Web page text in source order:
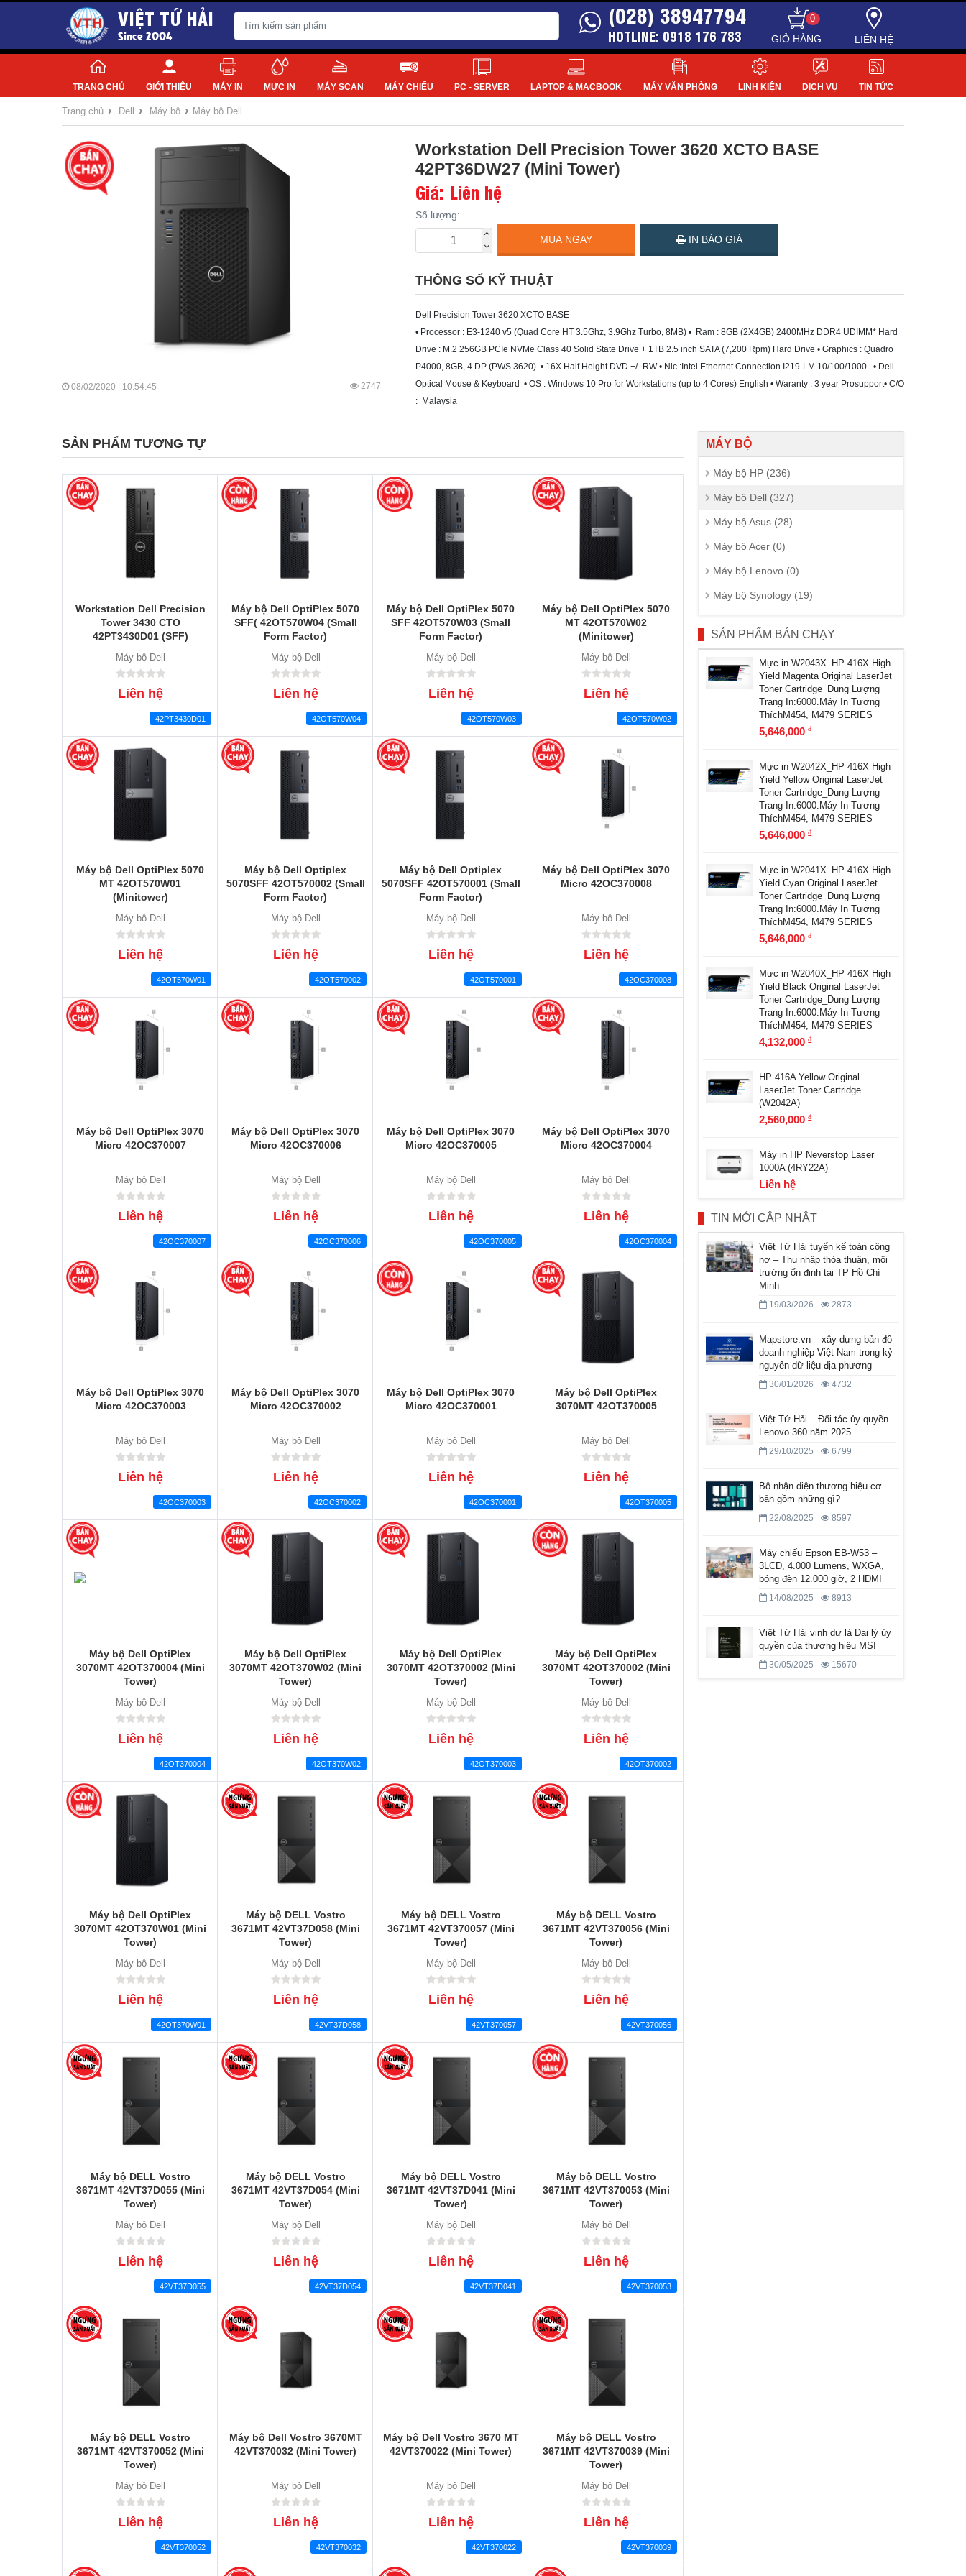
VIỆT TỨ HẢI
Since 2004
0
(028) 38947794
HOTLINE: 0918 176 783 LIÊN HỆ
TRANG CHỦ GIỚI THIỆU MÁY IN MỰC IN MÁY SCAN MÁY CHIẾU PC - SERVER LAPTOP & MACBOOK MÁY VĂN PHÒNG LINH KIỆN DỊCH VỤ TIN TỨC
Trang chủ › Dell › Máy bộ › Máy bộ Dell
08/02/2020 | 10:54:45 2747
Workstation Dell Precision Tower 3620 XCTO BASE
42PT36DW27 (Mini Tower)
Giá: Liên hệ
Số lượng:
MUA NGAY IN BÁO GIÁ
THÔNG SỐ KỸ THUẬT
Dell Precision Tower 3620 XCTO BASE
• Processor : E3-1240 v5 (Quad Core HT 3.5Ghz, 3.9Ghz Turbo, 8MB) • Ram : 8GB (2X4GB) 2400MHz DDR4 UDIMM* Hard
Drive : M.2 256GB PCIe NVMe Class 40 Solid State Drive + 1TB 2.5 inch SATA (7,200 Rpm) Hard Drive • Graphics : Quadro
P4000, 8GB, 4 DP (PWS 3620) • 16X Half Height DVD +/- RW • Nic :Intel Ethernet Connection I219-LM 10/100/1000 • Dell
Optical Mouse & Keyboard • OS : Windows 10 Pro for Workstations (up to 4 Cores) English • Waranty : 3 year Prosupport• C/O
: Malaysia
SẢN PHẨM TƯƠNG TỰ
Workstation Dell Precision
Tower 3430 CTO
42PT3430D01 (SFF)
Máy bộ Dell
Liên hệ
42PT3430D01
Máy bộ Dell OptiPlex 5070
SFF( 42OT570W04 (Small
Form Factor)
Máy bộ Dell
Liên hệ
42OT570W04
Máy bộ Dell OptiPlex 5070
SFF 42OT570W03 (Small
Form Factor)
Máy bộ Dell
Liên hệ
42OT570W03
Máy bộ Dell OptiPlex 5070
MT 42OT570W02
(Minitower)
Máy bộ Dell
Liên hệ
42OT570W02
Máy bộ Dell OptiPlex 5070
MT 42OT570W01
(Minitower)
Máy bộ Dell
Liên hệ
42OT570W01
Máy bộ Dell Optiplex
5070SFF 42OT570002 (Small
Form Factor)
Máy bộ Dell
Liên hệ
42OT570002
Máy bộ Dell Optiplex
5070SFF 42OT570001 (Small
Form Factor)
Máy bộ Dell
Liên hệ
42OT570001
Máy bộ Dell OptiPlex 3070
Micro 42OC370008
Máy bộ Dell
Liên hệ
42OC370008
Máy bộ Dell OptiPlex 3070
Micro 42OC370007
Máy bộ Dell
Liên hệ
42OC370007
Máy bộ Dell OptiPlex 3070
Micro 42OC370006
Máy bộ Dell
Liên hệ
42OC370006
Máy bộ Dell OptiPlex 3070
Micro 42OC370005
Máy bộ Dell
Liên hệ
42OC370005
Máy bộ Dell OptiPlex 3070
Micro 42OC370004
Máy bộ Dell
Liên hệ
42OC370004
Máy bộ Dell OptiPlex 3070
Micro 42OC370003
Máy bộ Dell
Liên hệ
42OC370003
Máy bộ Dell OptiPlex 3070
Micro 42OC370002
Máy bộ Dell
Liên hệ
42OC370002
Máy bộ Dell OptiPlex 3070
Micro 42OC370001
Máy bộ Dell
Liên hệ
42OC370001
Máy bộ Dell OptiPlex
3070MT 42OT370005
Máy bộ Dell
Liên hệ
42OT370005
Máy bộ Dell OptiPlex
3070MT 42OT370004 (Mini
Tower)
Máy bộ Dell
Liên hệ
42OT370004
Máy bộ Dell OptiPlex
3070MT 42OT370W02 (Mini
Tower)
Máy bộ Dell
Liên hệ
42OT370W02
Máy bộ Dell OptiPlex
3070MT 42OT370002 (Mini
Tower)
Máy bộ Dell
Liên hệ
42OT370003
Máy bộ Dell OptiPlex
3070MT 42OT370002 (Mini
Tower)
Máy bộ Dell
Liên hệ
42OT370002
Máy bộ Dell OptiPlex
3070MT 42OT370W01 (Mini
Tower)
Máy bộ Dell
Liên hệ
42OT370W01
Máy bộ DELL Vostro
3671MT 42VT37D058 (Mini
Tower)
Máy bộ Dell
Liên hệ
42VT37D058
Máy bộ DELL Vostro
3671MT 42VT370057 (Mini
Tower)
Máy bộ Dell
Liên hệ
42VT370057
Máy bộ DELL Vostro
3671MT 42VT370056 (Mini
Tower)
Máy bộ Dell
Liên hệ
42VT370056
Máy bộ DELL Vostro
3671MT 42VT37D055 (Mini
Tower)
Máy bộ Dell
Liên hệ
42VT37D055
Máy bộ DELL Vostro
3671MT 42VT37D054 (Mini
Tower)
Máy bộ Dell
Liên hệ
42VT37D054
Máy bộ DELL Vostro
3671MT 42VT37D041 (Mini
Tower)
Máy bộ Dell
Liên hệ
42VT37D041
Máy bộ DELL Vostro
3671MT 42VT370053 (Mini
Tower)
Máy bộ Dell
Liên hệ
42VT370053
Máy bộ DELL Vostro
3671MT 42VT370052 (Mini
Tower)
Máy bộ Dell
Liên hệ
42VT370052
Máy bộ Dell Vostro 3670MT
42VT370032 (Mini Tower)
Máy bộ Dell
Liên hệ
42VT370032
Máy bộ Dell Vostro 3670 MT
42VT370022 (Mini Tower)
Máy bộ Dell
Liên hệ
42VT370022
Máy bộ DELL Vostro
3671MT 42VT370039 (Mini
Tower)
Máy bộ Dell
Liên hệ
42VT370039
MÁY BỘ
Máy bộ HP (236)
Máy bộ Dell (327)
Máy bộ Asus (28)
Máy bộ Acer (0)
Máy bộ Lenovo (0)
Máy bộ Synology (19)
SẢN PHẨM BÁN CHẠY
Mực in W2043X_HP 416X High
Yield Magenta Original LaserJet
Toner Cartridge_Dung Lượng
Trang In:6000.Máy In Tương
ThíchM454, M479 SERIES
5,646,000đ
Mực in W2042X_HP 416X High
Yield Yellow Original LaserJet
Toner Cartridge_Dung Lượng
Trang In:6000.Máy In Tương
ThíchM454, M479 SERIES
5,646,000đ
Mực in W2041X_HP 416X High
Yield Cyan Original LaserJet
Toner Cartridge_Dung Lượng
Trang In:6000.Máy In Tương
ThíchM454, M479 SERIES
5,646,000đ
Mực in W2040X_HP 416X High
Yield Black Original LaserJet
Toner Cartridge_Dung Lượng
Trang In:6000.Máy In Tương
ThíchM454, M479 SERIES
4,132,000đ
HP 416A Yellow Original
LaserJet Toner Cartridge
(W2042A)
2,560,000đ
Máy in HP Neverstop Laser
1000A (4RY22A)
Liên hệ
TIN MỚI CẬP NHẬT
Việt Tứ Hải tuyển kế toán công
nợ – Thu nhập thỏa thuận, môi
trường ổn định tại TP Hồ Chí
Minh
19/03/2026 2873
Mapstore.vn – xây dựng bản đồ
doanh nghiệp Việt Nam trong kỷ
nguyên dữ liệu địa phương
30/01/2026 4732
Việt Tứ Hải – Đối tác ủy quyền
Lenovo 360 năm 2025
29/10/2025 6799
Bộ nhận diện thương hiệu cơ
bản gồm những gì?
22/08/2025 8597
Máy chiếu Epson EB-W53 –
3LCD, 4.000 Lumens, WXGA,
bóng đèn 12.000 giờ, 2 HDMI
14/08/2025 8913
Việt Tứ Hải vinh dự là Đại lý ủy
quyền của thương hiệu MSI
30/05/2025 15670